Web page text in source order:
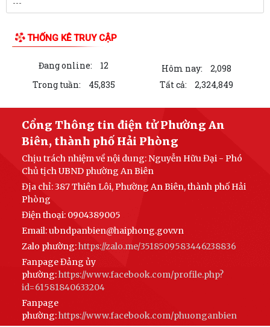
Thông báo về việc tổ chức Lễ Dâng hương và Lễ Cầu siêu Nhân kỷ niệm
PHƯỜNG AN BIÊN: TRANG CẤP MÁY TÍNH CHO 100% TỔ DÂN PHỐ –
PHƯỜNG AN BIÊN TỔ CHỨC RA MẮT 02 MÔ HÌNH CHUYỂN ĐỔI SỐ –
TẠO ĐỘT PHÁ TRONG NÂNG CAO HIỆU QUẢ CÔNG...
ĐẢNG UỶ PHƯỜNG AN BIÊN CHÚ TRỌNG BỒI DƯỠNG LÝ LUẬN CHÍNH
TRỊ CHO ĐỘI NGŨ GIÁO VIÊN NĂM 2026
PHƯỜNG AN BIÊN BƯỚC ĐẦU ĐẠT KẾT QUẢ TÍCH CỰC TRONG CÔNG
TÁC VẬN ĐỘNG HIẾN, TẶNG KỶ VẬT KHÁNG CHIẾN
UBND PHƯỜNG AN BIÊN BAN HÀNH KẾ HOẠCH TRIỂN KHAI KHÁM SỨC
KHỎE ĐỊNH KỲ HOẶC KHÁM SÀNG LỌC MIỄN PHÍ...
UBND PHƯỜNG AN BIÊN HỌP TRIỂN KHAI CÁC MÔ HÌNH THỰC HIỆN
CÁC ĐỀ ÁN CỦA THÀNH PHỐ
UBND phường An Biên triển khai công tác phòng, chống bão số 01
(MAYSAK)
THƯ VIỆN ẢNH
LIÊN KẾT WEB SITE